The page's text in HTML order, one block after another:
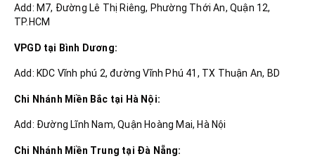
Add: M7, Đường Lê Thị Riêng, Phường Thới An, Quận 12,
TP.HCM
VPGD tại Bình Dương:
Add: KDC Vĩnh phú 2, đường Vĩnh Phú 41, TX Thuận An, BD
Chi Nhánh Miền Bắc tại Hà Nội:
Add: Đường Lĩnh Nam, Quận Hoàng Mai, Hà Nội
Chi Nhánh Miền Trung tại Đà Nẵng: